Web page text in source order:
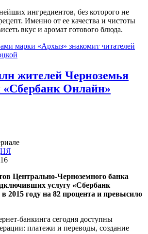
ингредиентов, без которого не
Именно от ее качества и чистоты
вкус и аромат готового блюда.
марки «Архыз» знакомит читателей
жителей Черноземья
Онлайн»
Центрально-Черноземного банка
услугу «Сбербанк
2015 году на 82 процента и превысило
банкинга сегодня доступны
платежи и переводы, создание